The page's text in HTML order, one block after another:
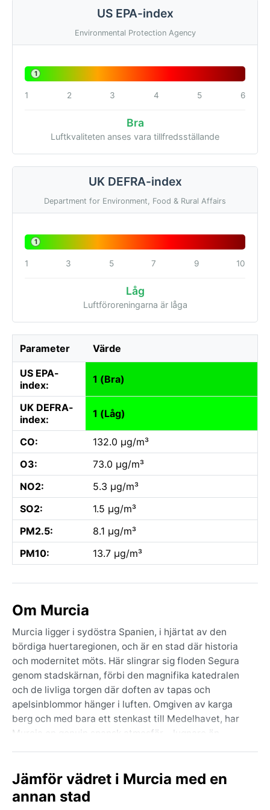
US EPA-index
Environmental Protection Agency
1
1 2 3 4 5 6
Bra
Luftkvaliteten anses vara tillfredsställande
UK DEFRA-index
Department for Environment, Food & Rural Affairs
1
1 3 5 7 9 10
Låg
Luftföroreningarna är låga
Parameter Värde
US EPA-
index:
1 (Bra)
UK DEFRA-
index:
1 (Låg)
CO:
132.0 µg/m³
O3:
73.0 µg/m³
NO2:
5.3 µg/m³
SO2:
1.5 µg/m³
PM2.5:
8.1 µg/m³
PM10:
13.7 µg/m³
Om Murcia
Murcia ligger i sydöstra Spanien, i hjärtat av den
bördiga huertaregionen, och är en stad där historia
och modernitet möts. Här slingrar sig floden Segura
genom stadskärnan, förbi den magnifika katedralen
och de livliga torgen där doften av tapas och
apelsinblommor hänger i luften. Omgiven av karga
berg och med bara ett stenkast till Medelhavet, har
Murcia en genuin spansk atmosfär – lugnare än
är känd för sin grönskande trädgårdsodling och sin
avslappnade livsstil.
Jämför vädret i Murcia med en
annan stad